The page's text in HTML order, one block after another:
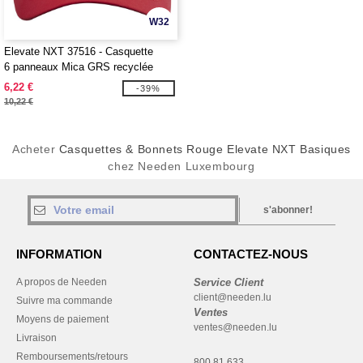
W32
Elevate NXT 37516 - Casquette
6 panneaux Mica GRS recyclée
ajustée
6,22 €
10,22 €
-39%
Acheter Casquettes & Bonnets Rouge Elevate NXT Basiques
chez Needen Luxembourg
s'abonner!
INFORMATION
A propos de Needen
Suivre ma commande
Moyens de paiement
Livraison
Remboursements/retours
CONTACTEZ-NOUS
Service Client
client@needen.lu
Ventes
ventes@needen.lu